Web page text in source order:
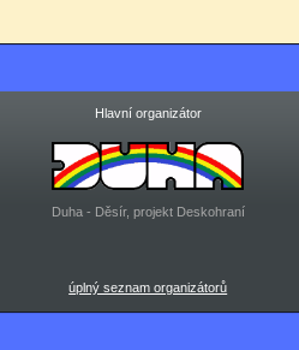
Hlavní organizátor
Duha - Děsír, projekt Deskohraní
úplný seznam organizátorů